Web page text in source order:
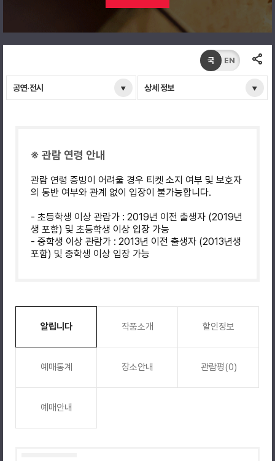
공연·전시 상세 정보
국 EN
※ 관람 연령 안내
관람 연령 증빙이 어려울 경우 티켓 소지 여부 및 보호자
의 동반 여부와 관계 없이 입장이 불가능합니다.
- 초등학생 이상 관람가 : 2019년 이전 출생자 (2019년
생 포함) 및 초등학생 이상 입장 가능
- 중학생 이상 관람가 : 2013년 이전 출생자 (2013년생
포함) 및 중학생 이상 입장 가능
알립니다 작품소개 할인정보
예매통계 장소안내 관람평(0)
예매안내